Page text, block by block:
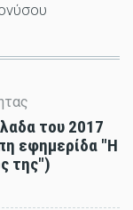
του 2017
εφημερίδα "Η
της")